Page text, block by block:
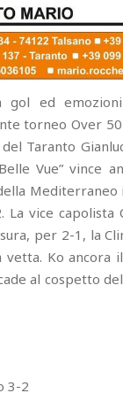
gol ed
torneo Over
Taranto
Vue” vince
Mediterraneo
La vice capolista
per 2-1, la
Ko ancora
al cospetto
3-2